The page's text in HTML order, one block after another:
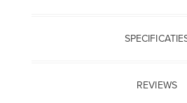
REVIEWS